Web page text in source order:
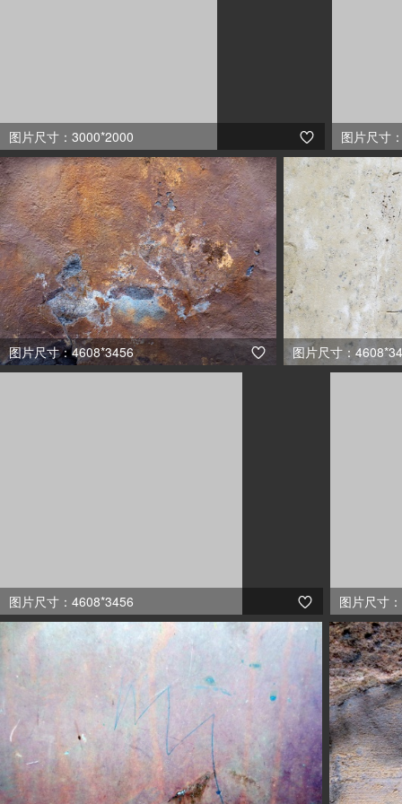
图片尺寸：3000*2000  图片尺寸
图片尺寸：4608*3456  图片尺寸：
图片尺寸：4608*3456  图片尺寸